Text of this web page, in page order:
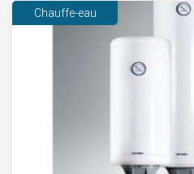
Chauffe-eau